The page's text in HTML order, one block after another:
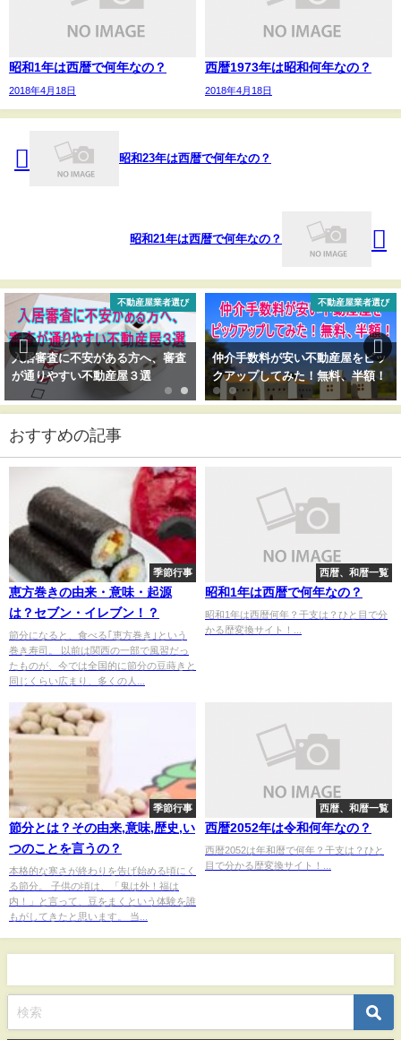
昭和1年は西暦で何年なの？
2018年4月18日
西暦1973年は昭和何年なの？
2018年4月18日
昭和23年は西暦で何年なの？
昭和21年は西暦で何年なの？
不動産屋業者選び
入居審査に不安がある方へ、審査
が通りやすい不動産屋３選
不動産屋業者選び
仲介手数料が安い不動産屋をピッ
クアップしてみた！無料、半額！
おすすめの記事
季節行事
恵方巻きの由来・意味・起源
は？セブン・イレブン！？
節分になると、食べる｢恵方巻き｣という
巻き寿司。 以前は関西の一部で風習だっ
たものが、今では全国的に節分の豆蒔きと
同じくらい広まり、多くの人...
西暦、和暦一覧
昭和1年は西暦で何年なの？
昭和1年は西暦何年？干支は？ひと目で分
かる歴変換サイト！...
季節行事
節分とは？その由来,意味,歴史,い
つのことを言うの？
本格的な寒さが終わりを告げ始める頃にく
る節分。 子供の頃は、「鬼は外！福は
内！」と言って、豆をまくという体験を誰
もがしてきたと思います。 当...
西暦、和暦一覧
西暦2052年は令和何年なの？
西暦2052は年和暦で何年？干支は？ひと
目で分かる歴変換サイト！...